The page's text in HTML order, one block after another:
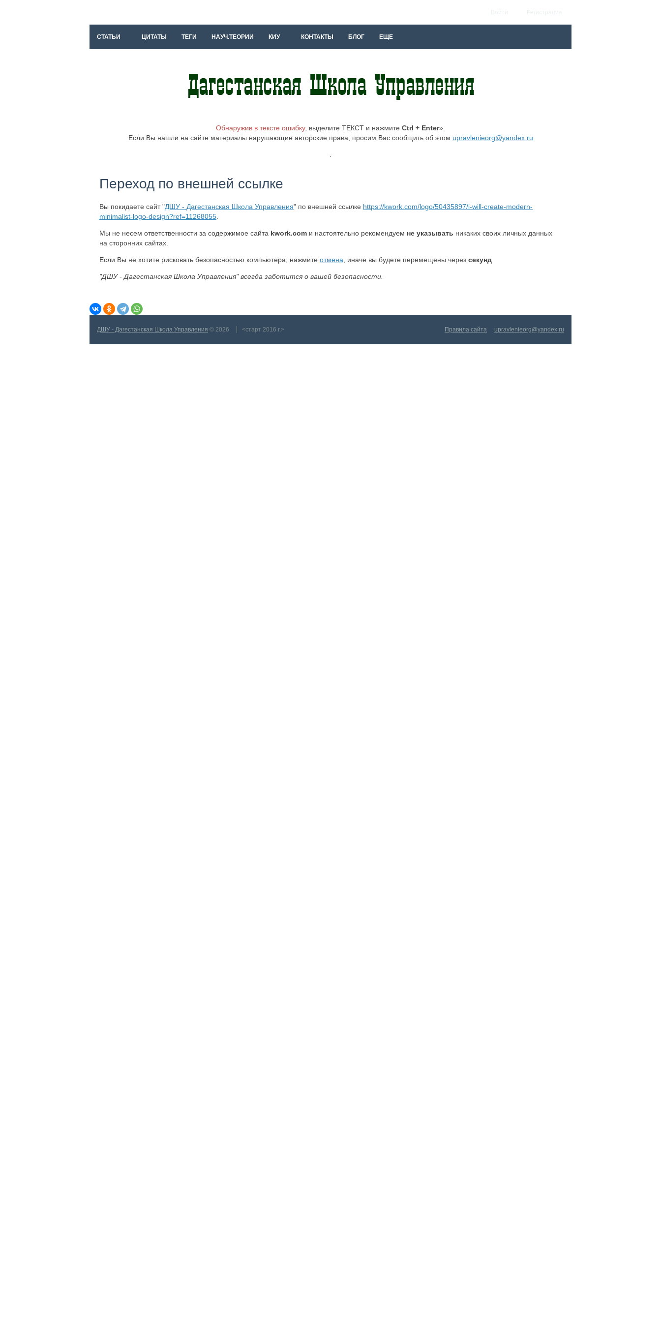
СТАТЬИ ЦИТАТЫ ТЕГИ НАУЧ.ТЕОРИИ КИУ КОНТАКТЫ БЛОГ ЕЩЕ
Обнаружив в тексте ошибку, выделите ТЕКСТ и нажмите Ctrl + Enter».
Если Вы нашли на сайте материалы нарушающие авторские права, просим Вас сообщить об этом upravlenieorg@yandex.ru
Переход по внешней ссылке
Вы покидаете сайт "ДШУ - Дагестанская Школа Управления" по внешней ссылке https://kwork.com/logo/50435897/i-will-create-modern-
minimalist-logo-design?ref=11268055
Мы не несем ответственности за содержимое сайта kwork.com и настоятельно рекомендуем не указывать никаких своих личных данных
на сторонних сайтах.
Если Вы не хотите рисковать безопасностью компьютера, нажмите отмена , иначе вы будете перемещены через секунд
"ДШУ - Дагестанская Школа Управления" всегда заботится о вашей безопасности.
ДШУ - Дагестанская Школа Управления © 2026 <старт 2016 г.> Правила сайта upravlenieorg@yandex.ru